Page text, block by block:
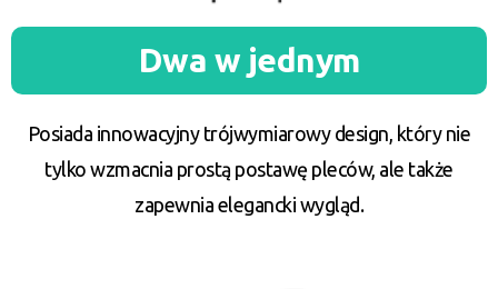
Dwa w jednym
Posiada innowacyjny trójwymiarowy design, który nie
tylko wzmacnia prostą postawę pleców, ale także
zapewnia elegancki wygląd.